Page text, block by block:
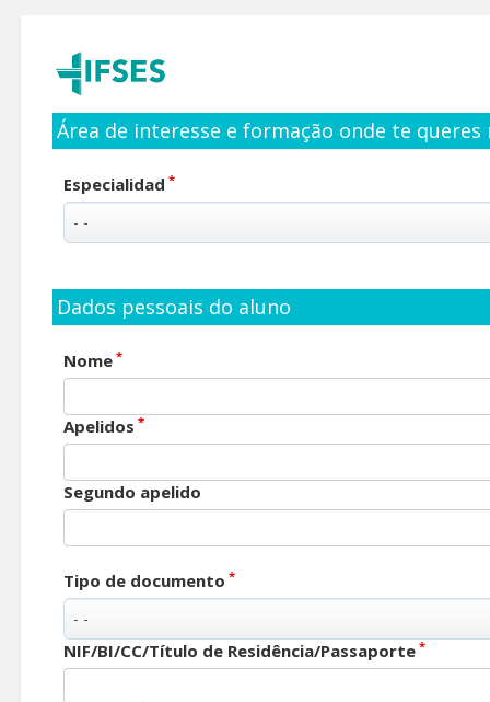
Área de interesse e formação onde te
Especialidad *
Dados pessoais do aluno
Nome *
Apelidos *
Segundo apelido
Tipo de documento *
NIF/BI/CC/Título de Residência/Passaporte *